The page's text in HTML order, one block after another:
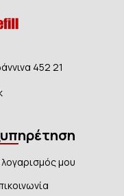
452 21
μου